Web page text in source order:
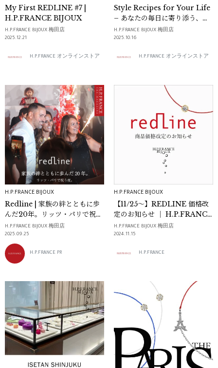
My First REDLINE #7 |
H.P.FRANCE BIJOUX
H.P.FRANCE BIJOUX 梅田店
2025.12.21
H.P.FRANCE オンラインストア
Style Recipes for Your Life
– あなたの毎日に寄り添う、最
愛のブレスレットたち –
H.P.FRANCE BIJOUX 梅田店
2025.10.16
H.P.FRANCE オンラインストア
H.P.FRANCE BIJOUX
Redline | 家族の絆とともに歩
んだ20年。リッツ・パリで祝う
夜。
H.P.FRANCE BIJOUX 梅田店
2025.09.25
H.P.FRANCE PR
H.P.FRANCE BIJOUX
【11/25～】REDLINE 価格改
定のお知らせ ｜ H.P.FRANCE
BIJOUX
H.P.FRANCE BIJOUX 梅田店
2024.11.15
H.P.FRANCE